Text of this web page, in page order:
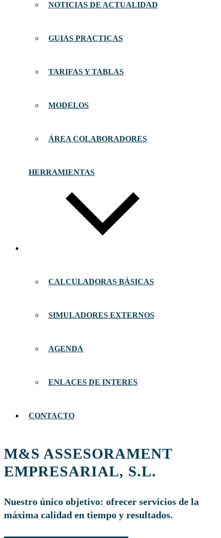
NOTICIAS DE ACTUALIDAD
GUIAS PRACTICAS
TARIFAS Y TABLAS
MODELOS
ÁREA COLABORADORES
HERRAMIENTAS
CALCULADORAS BÁSICAS
SIMULADORES EXTERNOS
AGENDA
ENLACES DE INTERES
CONTACTO
M&S ASSESORAMENT
EMPRESARIAL, S.L.
Nuestro único objetivo: ofrecer servicios de la
máxima calidad en tiempo y resultados.